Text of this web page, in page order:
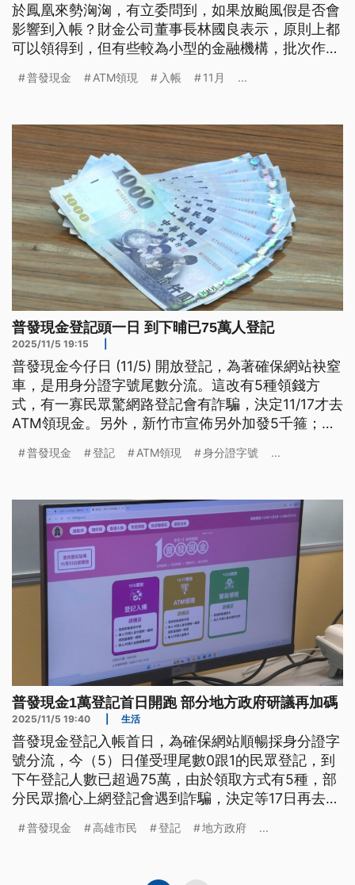
於鳳凰來勢洶洶，有立委問到，如果放颱風假是否會
影響到入帳？財金公司董事長林國良表示，原則上都
可以領得到，但有些較為小型的金融機構，批次作業
普發現金 ATM領現 入帳 11月 ...
普發現金登記頭一日 到下晡已75萬人登記
2025/11/5 19:15
普發現金今仔日 (11/5) 開放登記，為著確保網站袂窒
車，是用身分證字號尾數分流。這改有5種領錢方
式，有一寡民眾驚網路登記會有詐騙，決定11/17才去
ATM領現金。另外，新竹市宣佈另外加發5千箍；抑
3千箍。（新聞標題、導言為台語文）
普發現金 登記 ATM領現 身分證字號 ...
普發現金1萬登記首日開跑 部分地方政府研議再加碼
2025/11/5 19:40 生活
普發現金登記入帳首日，為確保網站順暢採身分證字
號分流，今（5）日僅受理尾數0跟1的民眾登記，到
下午登記人數已超過75萬，由於領取方式有5種，部
分民眾擔心上網登記會遇到詐騙，決定等17日再去
市場宣布加碼發5000元，嘉義市議會則在上午通過
普發現金 高雄市民 登記 地方政府 ...